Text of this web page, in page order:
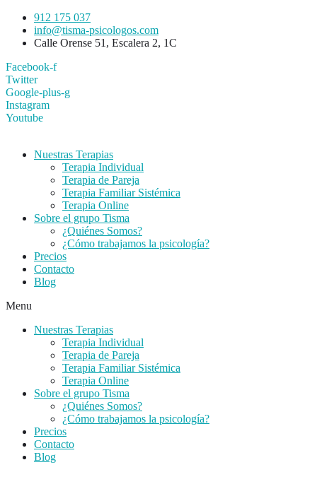
912 175 037
info@tisma-psicologos.com
Calle Orense 51, Escalera 2, 1C
Facebook-f
Twitter
Google-plus-g
Instagram
Youtube
Nuestras Terapias
Terapia Individual
Terapia de Pareja
Terapia Familiar Sistémica
Terapia Online
Sobre el grupo Tisma
¿Quiénes Somos?
¿Cómo trabajamos la psicología?
Precios
Contacto
Blog
Menu
Nuestras Terapias
Terapia Individual
Terapia de Pareja
Terapia Familiar Sistémica
Terapia Online
Sobre el grupo Tisma
¿Quiénes Somos?
¿Cómo trabajamos la psicología?
Precios
Contacto
Blog